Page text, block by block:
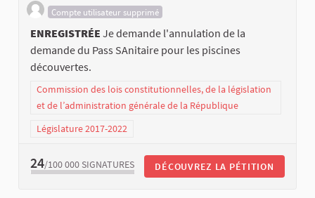
Compte utilisateur supprimé
ENREGISTRÉE Je demande l'annulation de la
demande du Pass SAnitaire pour les piscines
découvertes.
Commission des lois constitutionnelles, de la législation
et de l’administration générale de la République
Législature 2017-2022
24/100 000 SIGNATURES DÉCOUVREZ LA PÉTITION